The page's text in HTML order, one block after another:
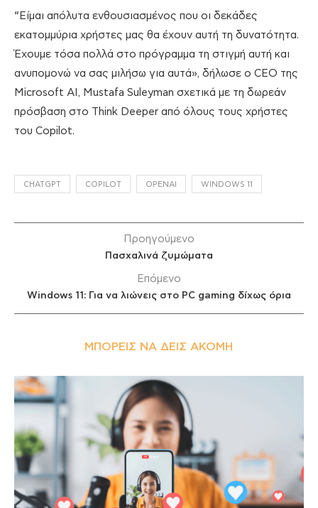
“Είμαι απόλυτα ενθουσιασμένος που οι δεκάδες
εκατομμύρια χρήστες μας θα έχουν αυτή τη δυνατότητα.
Έχουμε τόσα πολλά στο πρόγραμμα τη στιγμή αυτή και
ανυπομονώ να σας μιλήσω για αυτά», δήλωσε ο CEO της
Microsoft ΑΙ, Mustafa Suleyman σχετικά με τη δωρεάν
πρόσβαση στο Think Deeper από όλους τους χρήστες
του Copilot.
CHATGPT COPILOT OPENAI WINDOWS 11
Προηγούμενο
Πασχαλινά ζυμώματα
Επόμενο
Windows 11: Για να λιώνεις στο PC gaming δίχως όρια
ΜΠΟΡΕΊΣ ΝΑ ΔΕΙΣ ΑΚΌΜΗ